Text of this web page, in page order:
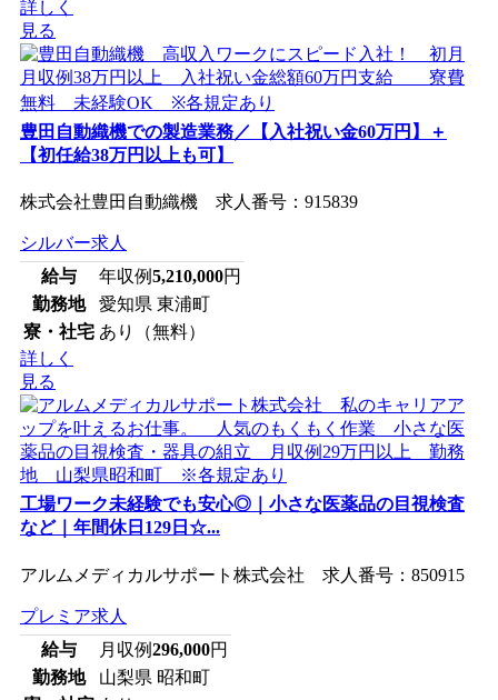
詳しく
見る
豊田自動織機での製造業務／【入社祝い金60万円】＋
【初任給38万円以上も可】
株式会社豊田自動織機 求人番号：915839
シルバー求人
給与
年収例5,210,000円
勤務地
愛知県 東浦町
寮・社宅 あり（無料）
詳しく
見る
工場ワーク未経験でも安心◎｜小さな医薬品の目視検査
など｜年間休日129日☆...
アルムメディカルサポート株式会社 求人番号：850915
プレミア求人
給与
月収例296,000円
勤務地
山梨県 昭和町